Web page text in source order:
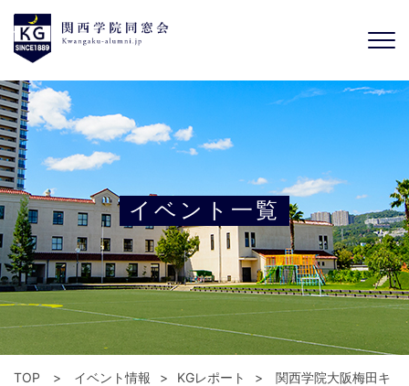
イベント一覧
TOP イベント情報 KGレポート
関西学院大阪梅田キ